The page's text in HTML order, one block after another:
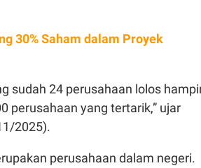
30% Saham dalam Proyek
sudah 24 perusahaan lolos
perusahaan yang tertarik,” ujar
2025).
perusahaan dalam negeri.